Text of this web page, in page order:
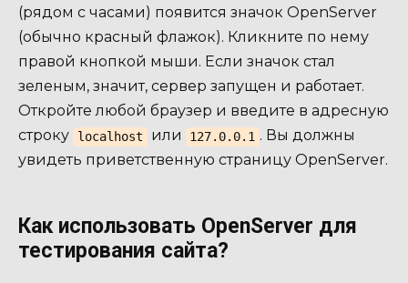
(рядом с часами) появится значок OpenServer
(обычно красный флажок). Кликните по нему
правой кнопкой мыши. Если значок стал
зеленым, значит, сервер запущен и работает.
Откройте любой браузер и введите в адресную
строку
localhost или 127.0.0.1 . Вы должны
увидеть приветственную страницу OpenServer.
Как использовать OpenServer для
тестирования сайта?